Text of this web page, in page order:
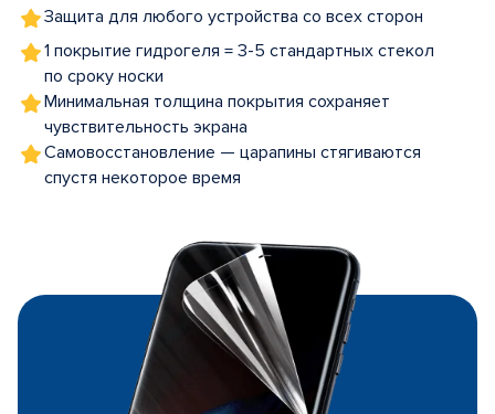
Защита для любого устройства со всех сторон
1 покрытие гидрогеля = 3-5 стандартных стекол
по сроку носки
Минимальная толщина покрытия сохраняет
чувствительность экрана
Самовосстановление — царапины стягиваются
спустя некоторое время